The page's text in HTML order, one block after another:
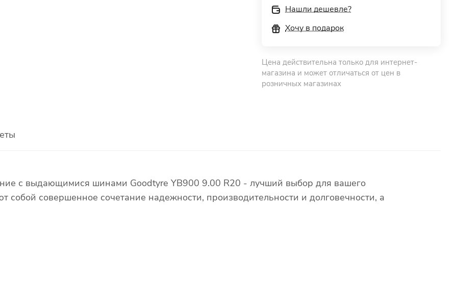
Нашли дешевле?
Хочу в подарок
Цена действительна только для интернет-
магазина и может отличаться от цен в
розничных магазинах
с выдающимися шинами Goodtyre YB900 9.00 R20 - лучший выбор для вашего
собой совершенное сочетание надежности, производительности и долговечности, а